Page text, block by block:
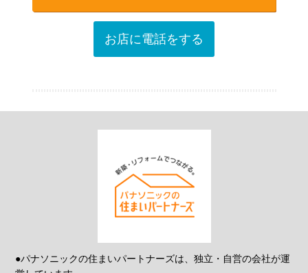
お店に電話をする
●パナソニックの住まいパートナーズは、独立・自営の会社が運